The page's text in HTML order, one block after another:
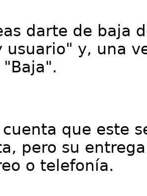
darte de baja
usuario" y, una
cuenta que este
pero su
o telefonía.